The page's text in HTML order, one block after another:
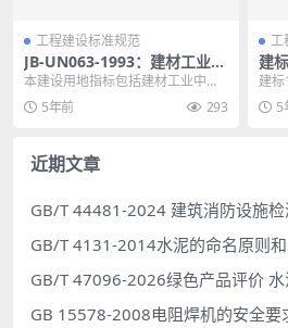
工程建设标准规范
JB-UN063-1993：建材工业工
程项目建设用地指标——水
泥、玻璃部分
本建设用地指标包括建材工业中的
新型干法生产工艺水泥厂和浮法生
产工艺玻璃厂两个部分...
5年前 293
工
建
中
建
二
5
近期文章
GB/T 44481-2024 建筑消防设施
GB/T 4131-2014水泥的命名原则
GB/T 47096-2026绿色产品评价
GB 15578-2008电阻焊机的安全要